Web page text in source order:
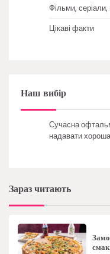
Фільми,
Цікаві факти
Наш вибір
Сучасна
надавати хороша
Зараз читають